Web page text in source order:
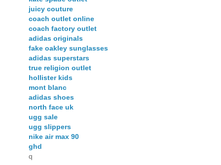
juicy couture
coach outlet online
coach factory outlet
adidas originals
fake oakley sunglasses
adidas superstars
true religion outlet
hollister kids
mont blanc
adidas shoes
north face uk
ugg sale
ugg slippers
nike air max 90
ghd
q